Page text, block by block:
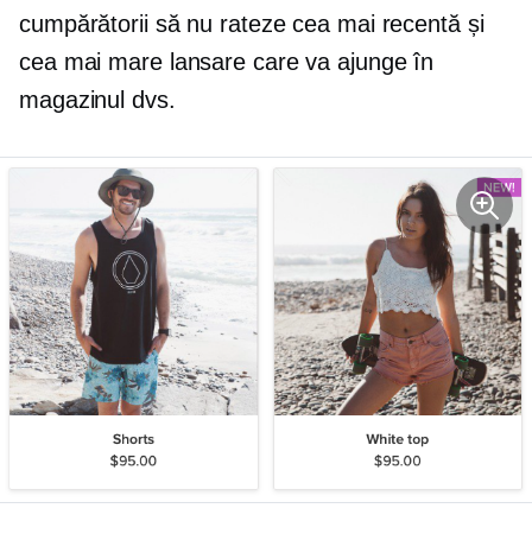
cumpărătorii să nu rateze cea mai recentă și
cea mai mare lansare care va ajunge în
magazinul dvs.